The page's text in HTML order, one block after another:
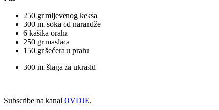
250 gr mljevenog keksa
300 ml soka od narandže
6 kašika oraha
250 gr maslaca
150 gr šećera u prahu
300 ml šlaga za ukrasiti
Subscribe na kanal OVDJE.